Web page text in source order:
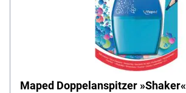
Maped Doppelanspitzer »Shaker«